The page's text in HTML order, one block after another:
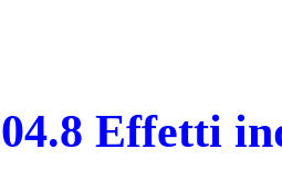
04.8 Effetti